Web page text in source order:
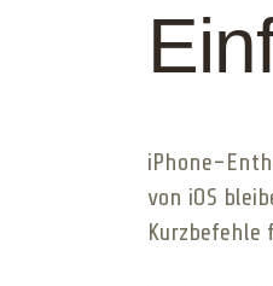
iPhone-
von iOS